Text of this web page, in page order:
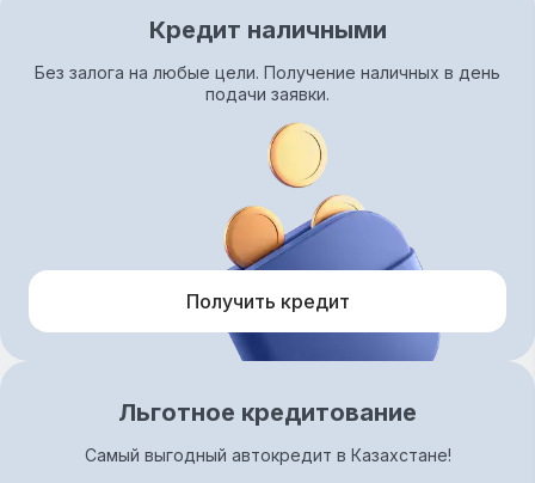
Кредит наличными
Без залога на любые цели. Получение наличных в день
подачи заявки.
Получить кредит
Льготное кредитование
Самый выгодный автокредит в Казахстане!